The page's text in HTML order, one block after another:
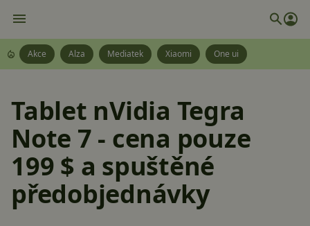
Akce Alza Mediatek Xiaomi One ui
Tablet nVidia Tegra
Note 7 - cena pouze
199 $ a spuštěné
předobjednávky